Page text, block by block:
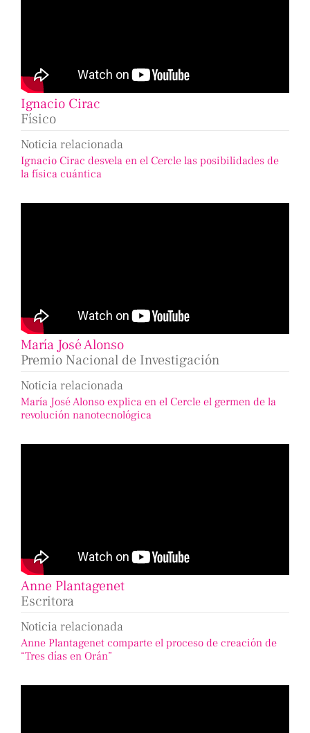
Ignacio Cirac
Físico
Noticia relacionada
Ignacio Cirac desvela en el Cercle las posibilidades de
la física cuántica
María José Alonso
Premio Nacional de Investigación
Noticia relacionada
María José Alonso explica en el Cercle el germen de la
revolución nanotecnológica
Anne Plantagenet
Escritora
Noticia relacionada
Anne Plantagenet comparte el proceso de creación de
“Tres días en Orán”